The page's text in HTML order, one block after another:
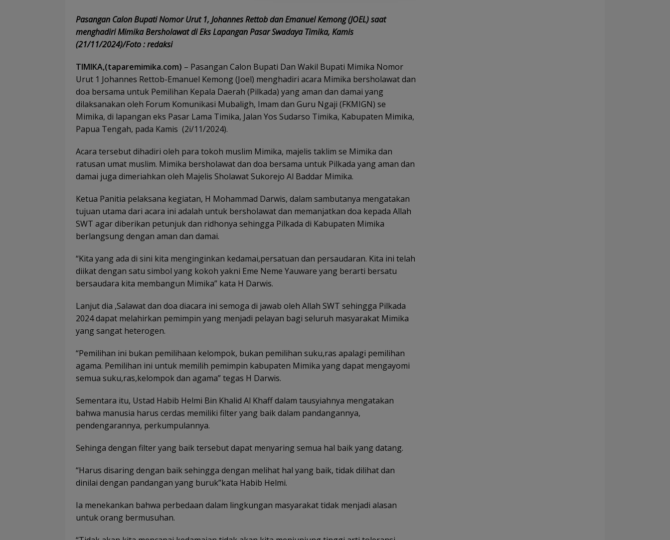
Pasangan Calon Bupati Nomor Urut 1, Johannes Rettob dan Emanuel Kemong (JOEL) saat
menghadiri Mimika Bersholawat di Eks Lapangan Pasar Swadaya Timika, Kamis
(21/11/2024)/Foto : redaksi
TIMIKA,(taparemimika.com) – Pasangan Calon Bupati Dan Wakil Bupati Mimika Nomor
Urut 1 Johannes Rettob-Emanuel Kemong (Joel) menghadiri acara Mimika bersholawat dan
doa bersama untuk Pemilihan Kepala Daerah (Pilkada) yang aman dan damai yang
dilaksanakan oleh Forum Komunikasi Mubaligh, Imam dan Guru Ngaji (FKMIGN) se
Mimika, di lapangan eks Pasar Lama Timika, Jalan Yos Sudarso Timika, Kabupaten Mimika,
Papua Tengah, pada Kamis (2i/11/2024).
Acara tersebut dihadiri oleh para tokoh muslim Mimika, majelis taklim se Mimika dan
ratusan umat muslim. Mimika bersholawat dan doa bersama untuk Pilkada yang aman dan
damai juga dimeriahkan oleh Majelis Sholawat Sukorejo Al Baddar Mimika.
Ketua Panitia pelaksana kegiatan, H Mohammad Darwis, dalam sambutanya mengatakan
tujuan utama dari acara ini adalah untuk bersholawat dan memanjatkan doa kepada Allah
SWT agar diberikan petunjuk dan ridhonya sehingga Pilkada di Kabupaten Mimika
berlangsung dengan aman dan damai.
“Kita yang ada di sini kita menginginkan kedamai,persatuan dan persaudaran. Kita ini telah
diikat dengan satu simbol yang kokoh yakni Eme Neme Yauware yang berarti bersatu
bersaudara kita membangun Mimika” kata H Darwis.
Lanjut dia ,Salawat dan doa diacara ini semoga di jawab oleh Allah SWT sehingga Pilkada
2024 dapat melahirkan pemimpin yang menjadi pelayan bagi seluruh masyarakat Mimika
yang sangat heterogen.
“Pemilihan ini bukan pemilihaan kelompok, bukan pemilihan suku,ras apalagi pemilihan
agama. Pemilihan ini untuk memilih pemimpin kabupaten Mimika yang dapat mengayomi
semua suku,ras,kelompok dan agama” tegas H Darwis.
Sementara itu, Ustad Habib Helmi Bin Khalid Al Khaff dalam tausyiahnya mengatakan
bahwa manusia harus cerdas memiliki filter yang baik dalam pandangannya,
pendengarannya, perkumpulannya.
Sehinga dengan filter yang baik tersebut dapat menyaring semua hal baik yang datang.
“Harus disaring dengan baik sehingga dengan melihat hal yang baik, tidak dilihat dan
dinilai dengan pandangan yang buruk”kata Habib Helmi.
Ia menekankan bahwa perbedaan dalam lingkungan masyarakat tidak menjadi alasan
untuk orang bermusuhan.